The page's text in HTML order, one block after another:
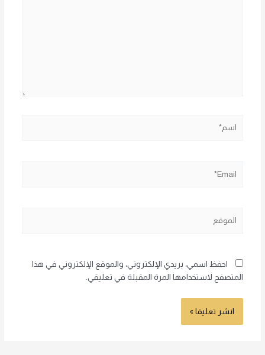
احفظ اسمي، بريدي الإلكتروني، والموقع الإلكتروني في هذا
المتصفح لاستخدامها المرة المقبلة في تعليقي.